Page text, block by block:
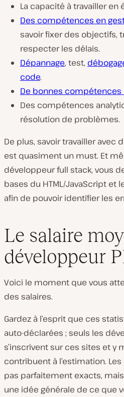
La capacité à travailler en
Des compétences en
savoir fixer des objectifs,
respecter les délais.
Dépannage, test,
code.
De bonnes
Des compétences
résolution de problèmes.
De plus, savoir travailler avec
est quasiment un must. Et
développeur full stack, vous
bases du HTML/JavaScript et
afin de pouvoir identifier les
Le salaire
développeur
Voici le moment que vous
des salaires.
Gardez à l’esprit que ces
auto-déclarées ; seuls les
s’inscrivent sur ces sites et y
contribuent à l’estimation.
pas parfaitement exacts,
une idée générale de ce que